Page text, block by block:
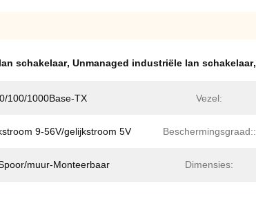
schakelaar, Unmanaged industriële lan schakelaar,
100/1000Base-TX Vezel:
9-56V/gelijkstroom 5V Beschermingsgraad::
muur-Monteerbaar Dimensies: